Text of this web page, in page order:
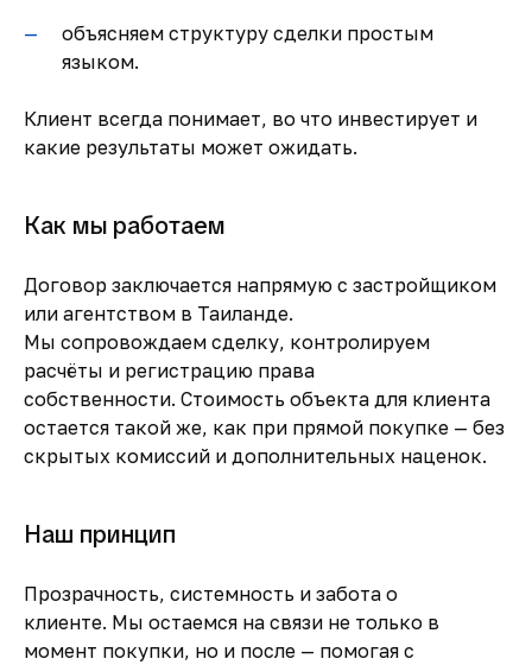
объясняем структуру сделки простым
языком.
Клиент всегда понимает, во что инвестирует и
какие результаты может ожидать.
Как мы работаем
Договор заключается напрямую с застройщиком
или агентством в Таиланде.
Мы сопровождаем сделку, контролируем
расчёты и регистрацию права
собственности. Стоимость объекта для клиента
остается такой же, как при прямой покупке — без
скрытых комиссий и дополнительных наценок.
Наш принцип
Прозрачность, системность и забота о
клиенте. Мы остаемся на связи не только в
момент покупки, но и после — помогая с